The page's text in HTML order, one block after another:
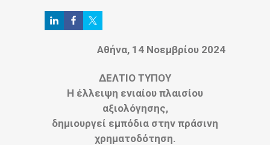
Αθήνα, 14 Νοεμβρίου 2024
ΔΕΛΤΙΟ ΤΥΠΟΥ
Η έλλειψη ενιαίου πλαισίου
αξιολόγησης,
δημιουργεί εμπόδια στην πράσινη
χρηματοδότηση.